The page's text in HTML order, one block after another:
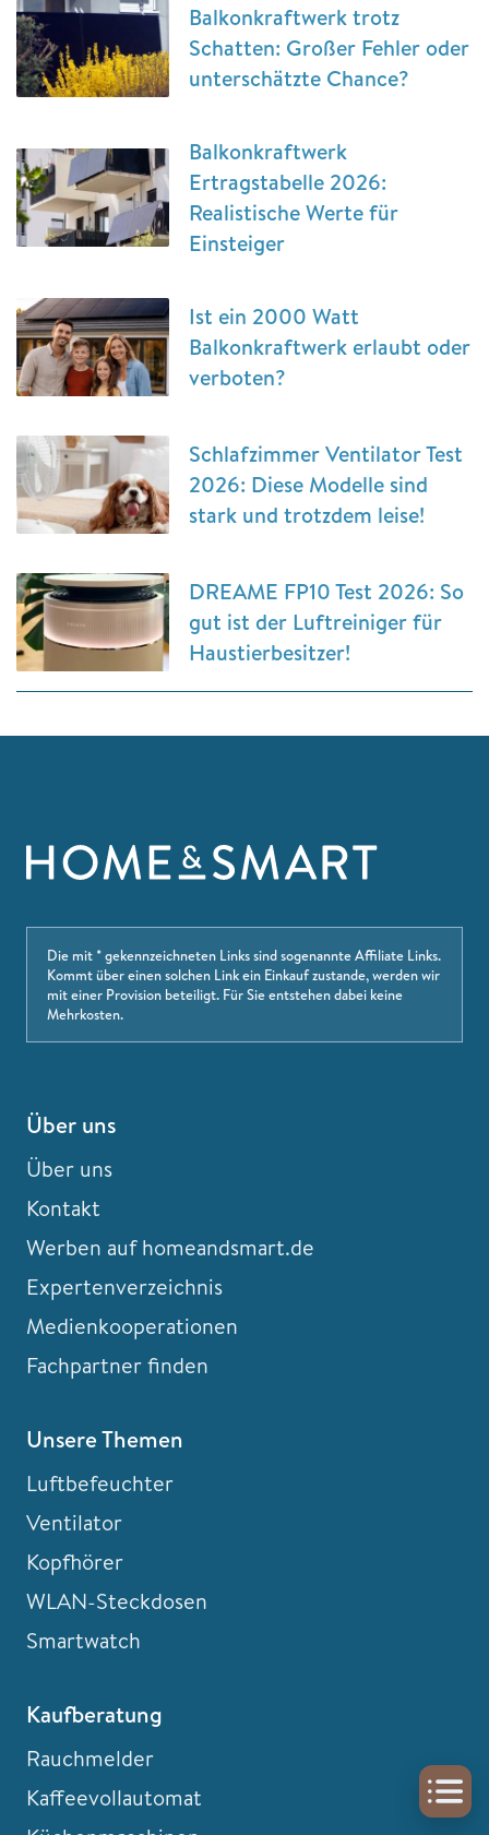
Balkonkraftwerk trotz
Schatten: Großer Fehler oder
unterschätzte Chance?
Balkonkraftwerk
Ertragstabelle 2026:
Realistische Werte für
Einsteiger
Ist ein 2000 Watt
Balkonkraftwerk erlaubt oder
verboten?
Schlafzimmer Ventilator Test
2026: Diese Modelle sind
stark und trotzdem leise!
DREAME FP10 Test 2026: So
gut ist der Luftreiniger für
Haustierbesitzer!
Die mit * gekennzeichneten Links sind sogenannte Affiliate Links.
Kommt über einen solchen Link ein Einkauf zustande, werden wir
mit einer Provision beteiligt. Für Sie entstehen dabei keine
Mehrkosten.
Über uns
Über uns
Kontakt
Werben auf homeandsmart.de
Expertenverzeichnis
Medienkooperationen
Fachpartner finden
Unsere Themen
Luftbefeuchter
Ventilator
Kopfhörer
WLAN-Steckdosen
Smartwatch
Kaufberatung
Rauchmelder
Kaffeevollautomat